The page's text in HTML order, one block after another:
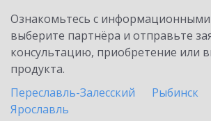
Ознакомьтесь с
выберите партнёра и отправьте
консультацию, приобретение или
продукта.
Переславль-Залесский
Рыбинск
Ярославль